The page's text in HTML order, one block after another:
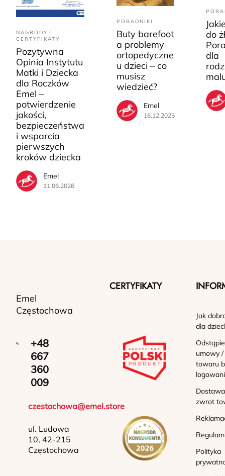
NAGRODY I
CERTYFIKATY
Pozytywna
Opinia Instytutu
Matki i Dziecka
dla Roczków
Emel –
potwierdzenie
jakości,
bezpieczeństwa
i wsparcia
pierwszych
kroków dziecka
Emel
11.06.2026
PORADNIKI
Buty barefoot
a problemy
ortopedyczne
u dzieci – co
musisz
wiedzieć?
Emel
16.12.2025
do
dla
Emel
Częstochowa
+48
667
360
009
czestochowa@emel.store
ul. Ludowa
10, 42-215
Częstochowa
CERTYFIKATY
Jak
dla
umowy
towaru
zwrot
Polityka